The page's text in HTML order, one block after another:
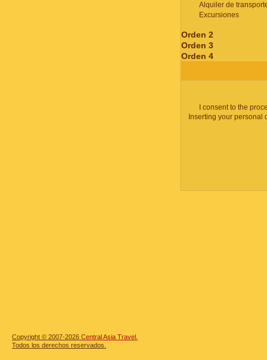
Alquiler de
Excursiones
Orden 2
Orden 3
Orden 4
I consent to the
Inserting your personal
Copyright © 2007-2026 Central Asia Travel.
Todos los derechos reservados.